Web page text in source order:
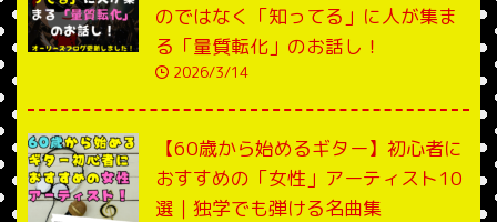
のではなく「知ってる」に人が集ま
る「量質転化」のお話し！
2026/3/14
【60歳から始めるギター】初心者に
おすすめの「女性」アーティスト10
選｜独学でも弾ける名曲集